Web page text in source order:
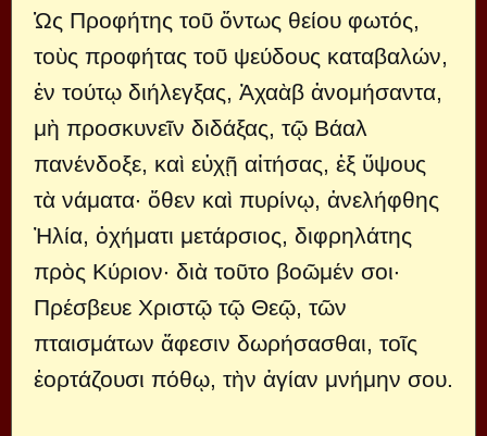
Ὡς Προφήτης τοῦ ὄντως θείου φωτός,
τοὺς προφήτας τοῦ ψεύδους καταβαλών,
ἐν τούτῳ διήλεγξας, Ἀχαὰβ ἀνομήσαντα,
μὴ προσκυνεῖν διδάξας, τῷ Βάαλ
πανένδοξε, καὶ εὐχῇ αἰτήσας, ἐξ ὕψους
τὰ νάματα· ὅθεν καὶ πυρίνῳ, ἀνελήφθης
Ἠλία, ὀχήματι μετάρσιος, διφρηλάτης
πρὸς Κύριον· διὰ τοῦτο βοῶμέν σοι·
Πρέσβευε Χριστῷ τῷ Θεῷ, τῶν
πταισμάτων ἄφεσιν δωρήσασθαι, τοῖς
ἑορτάζουσι πόθῳ, τὴν ἁγίαν μνήμην σου.